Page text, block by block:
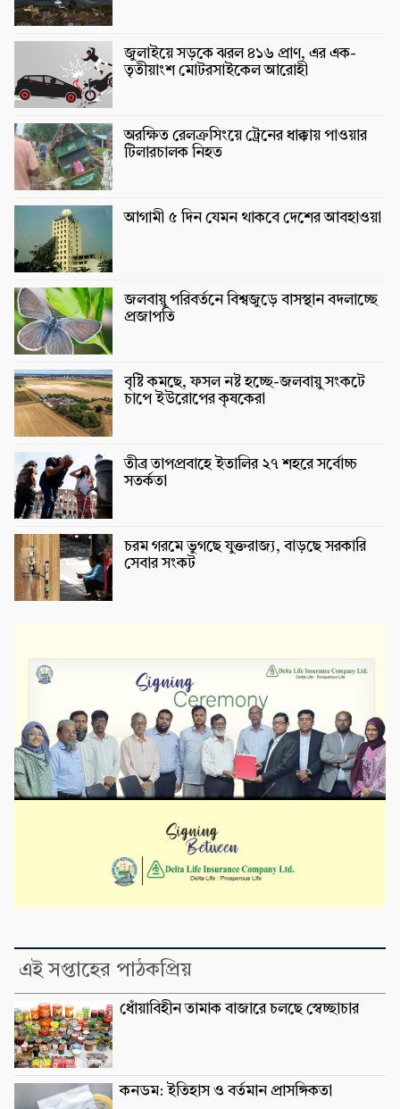
জুলাইয়ে সড়কে ঝরল ৪১৬ প্রাণ, এর এক-
তৃতীয়াংশ মোটরসাইকেল আরোহী
অরক্ষিত রেলক্রসিংয়ে ট্রেনের ধাক্কায় পাওয়ার
টিলারচালক নিহত
আগামী ৫ দিন যেমন থাকবে দেশের আবহাওয়া
জলবায়ু পরিবর্তনে বিশ্বজুড়ে বাসস্থান বদলাচ্ছে
প্রজাপতি
বৃষ্টি কমছে, ফসল নষ্ট হচ্ছে-জলবায়ু সংকটে
চাপে ইউরোপের কৃষকেরা
তীব্র তাপপ্রবাহে ইতালির ২৭ শহরে সর্বোচ্চ
সতর্কতা
চরম গরমে ভুগছে যুক্তরাজ্য, বাড়ছে সরকারি
সেবার সংকট
এই সপ্তাহের পাঠকপ্রিয়
ধোঁয়াবিহীন তামাক বাজারে চলছে স্বেচ্ছাচার
কনডম: ইতিহাস ও বর্তমান প্রাসঙ্গিকতা